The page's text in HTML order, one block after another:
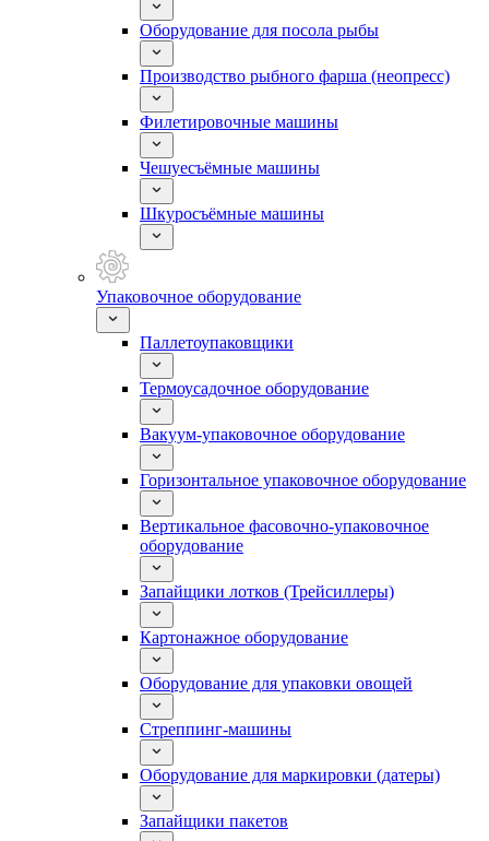
Оборудование для посола рыбы
Производство рыбного фарша (неопресс)
Филетировочные машины
Чешуесъёмные машины
Шкуросъёмные машины
Упаковочное оборудование
Паллетоупаковщики
Термоусадочное оборудование
Вакуум-упаковочное оборудование
Горизонтальное упаковочное оборудование
Вертикальное фасовочно-упаковочное
оборудование
Запайщики лотков (Трейсиллеры)
Картонажное оборудование
Оборудование для упаковки овощей
Стреппинг-машины
Оборудование для маркировки (датеры)
Запайщики пакетов